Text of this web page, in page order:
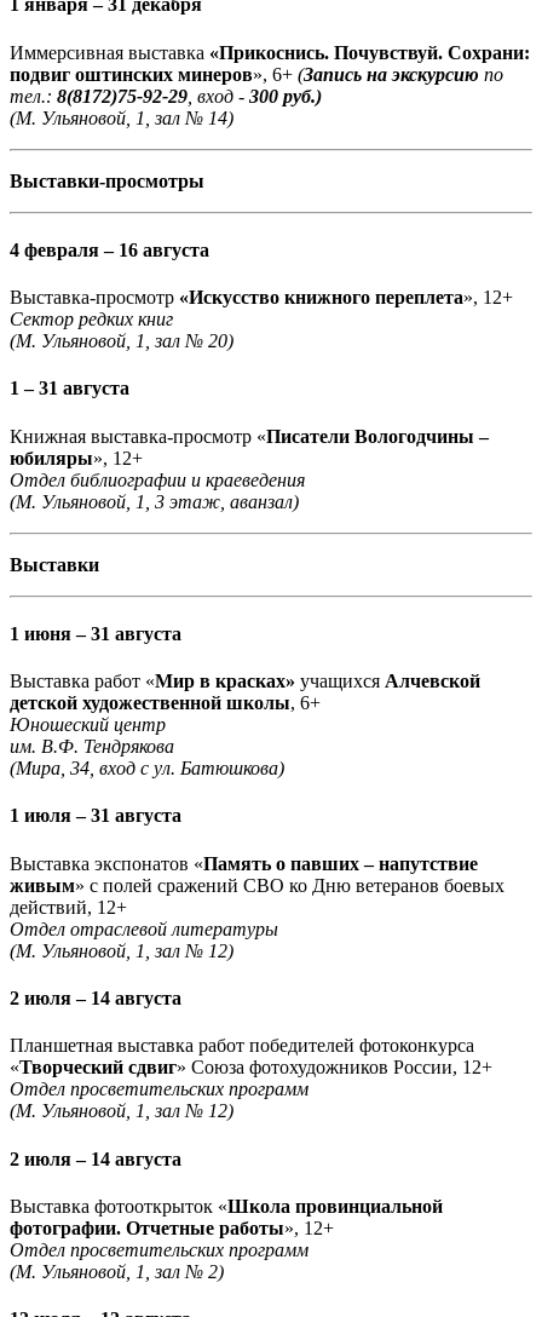
1 января – 31 декабря
Иммерсивная выставка «Прикоснись. Почувствуй. Сохрани:
подвиг оштинских минеров», 6+ (Запись на экскурсию по
тел.: 8(8172)75-92-29 , вход - 300 руб.)
(М. Ульяновой, 1, зал № 14)
Выставки-просмотры
4 февраля – 16 августа
Выставка-просмотр «Искусство книжного переплета», 12+
Сектор редких книг
(М. Ульяновой, 1, зал № 20)
1 – 31 августа
Книжная выставка-просмотр «Писатели Вологодчины –
юбиляры», 12+
Отдел библиографии и краеведения
(М. Ульяновой, 1, 3 этаж, аванзал)
Выставки
1 июня – 31 августа
Выставка работ «Мир в красках» учащихся Алчевской
детской художественной школы, 6+
Юношеский центр
им. В.Ф. Тендрякова
(Мира, 34, вход с ул. Батюшкова)
1 июля – 31 августа
Выставка экспонатов «Память о павших – напутствие
живым» с полей сражений СВО ко Дню ветеранов боевых
действий, 12+
Отдел отраслевой литературы
(М. Ульяновой, 1, зал № 12)
2 июля – 14 августа
Планшетная выставка работ победителей фотоконкурса
«Творческий сдвиг» Союза фотохудожников России, 12+
Отдел просветительских программ
(М. Ульяновой, 1, зал № 12)
2 июля – 14 августа
Выставка фотооткрыток «Школа провинциальной
фотографии. Отчетные работы», 12+
Отдел просветительских программ
(М. Ульяновой, 1, зал № 2)